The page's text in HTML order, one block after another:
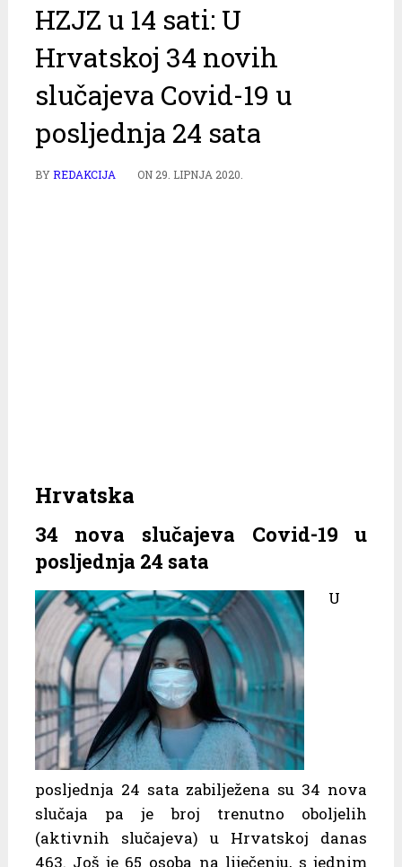
HZJZ u 14 sati: U
Hrvatskoj 34 novih
slučajeva Covid-19 u
posljednja 24 sata
BYREDAKCIJA ON 29. LIPNJA 2020.
Hrvatska
34 nova slučajeva Covid-19 u
posljednja 24 sata
U
posljednja 24 sata zabilježena su 34 nova
slučaja pa je broj trenutno oboljelih
(aktivnih slučajeva) u Hrvatskoj danas
463. Još je 65 osoba na liječenju, s jednim